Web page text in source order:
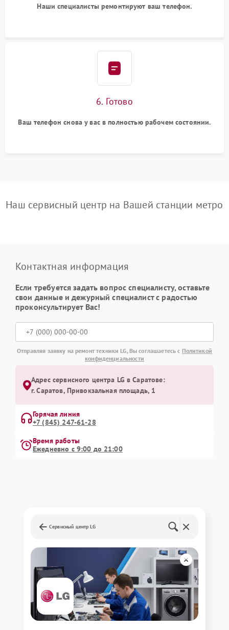
Наши специалисты ремонтируют ваш телефон.
6. Готово
Ваш телефон снова у вас в полностью рабочем состоянии.
Наш сервисный центр на Вашей станции метро
Контактная информация
Если требуется задать вопрос специалисту, оставьте
свои данные и дежурный специалист с радостью
проконсультирует Вас!
Отправляя заявку на ремонт техники LG, Вы соглашаетесь с Политикой
конфиденциальности
Адрес сервисного центра LG в Саратове:
г. Саратов, Привокзальная площадь, 1
Горячая линия
+7 (845) 247-61-28
Время работы
Ежедневно с 9:00 до 21:00
Сервисный центр LG